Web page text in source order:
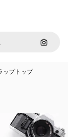
画像で
ップトップ